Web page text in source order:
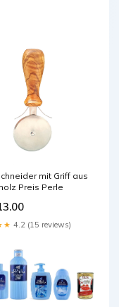
mit Griff aus
Preis Perle
4.2 (15 reviews)